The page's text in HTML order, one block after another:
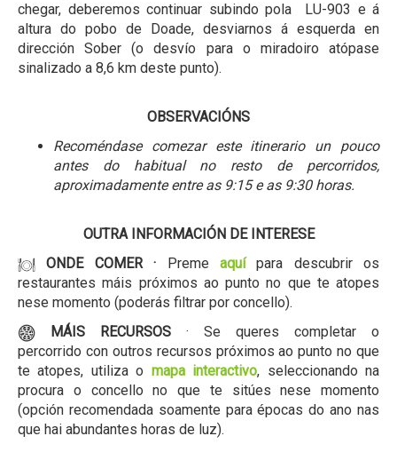
chegar, deberemos continuar subindo pola LU-903 e á
altura do pobo de Doade, desviarnos á esquerda en
dirección Sober (o desvío para o miradoiro atópase
sinalizado a 8,6 km deste punto).
OBSERVACIÓNS
Recoméndase comezar este itinerario un pouco
antes do habitual no resto de percorridos,
aproximadamente entre as 9:15 e as 9:30 horas.
OUTRA INFORMACIÓN DE INTERESE
ONDE COMER · Preme aquípara descubrir os
restaurantes máis próximos ao punto no que te atopes
nese momento (poderás filtrar por concello).
MÁIS RECURSOS · Se queres completar o
percorrido con outros recursos próximos ao punto no que
te atopes, utiliza o mapa interactivo, seleccionando na
procura o concello no que te sitúes nese momento
(opción recomendada soamente para épocas do ano nas
que hai abundantes horas de luz).